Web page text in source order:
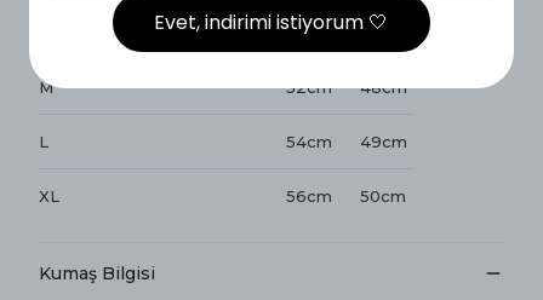
50cm 47cm
M 52cm 48cm
L 54cm 49cm
XL 56cm 50cm
Kumaş Bilgisi
Evet, indirimi istiyorum 🤍